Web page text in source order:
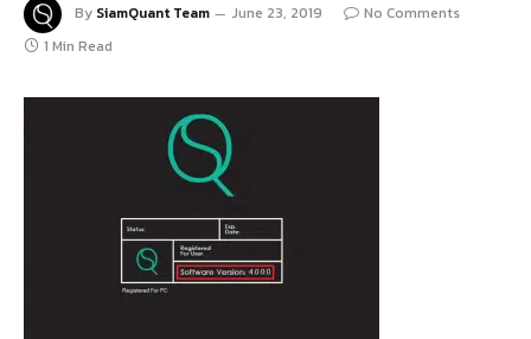
By SiamQuant Team June 23, 2019
No Comments
1 Min Read